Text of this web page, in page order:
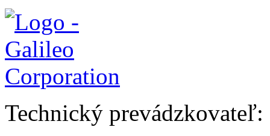
Technický prevádzkovateľ: